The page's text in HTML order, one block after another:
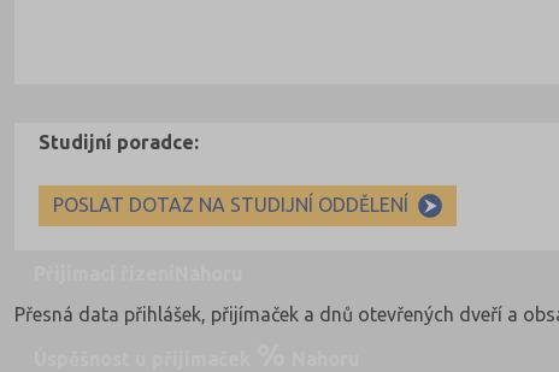
Studijní poradce:
POSLAT DOTAZ NA STUDIJNÍ ODDĚLENÍ
Přesná data přihlášek, přijímaček a dnů otevřených dveří a